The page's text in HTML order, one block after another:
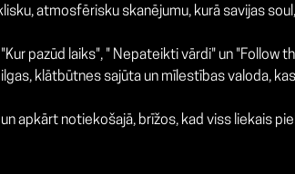
atmosfērisku skanējumu, kurā savijas
pazūd laiks", " Nepateikti vārdi" un
klātbūtnes sajūta un mīlestības valoda,
apkārt notiekošajā, brīžos, kad viss liekais